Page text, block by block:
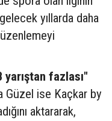
yıllarda daha
yarıştan fazlası"
Güzel ise Kaçkar by
aktararak,